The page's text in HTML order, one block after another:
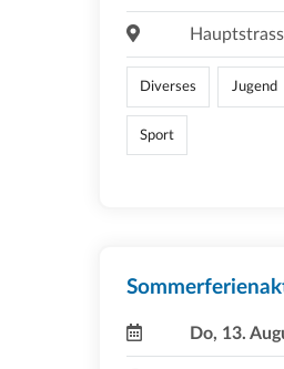
Diverses Jugend
Sport
Do, 13.